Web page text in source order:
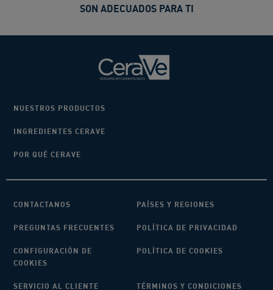
SON ADECUADOS PARA TI
NUESTROS PRODUCTOS
INGREDIENTES CERAVE
POR QUÉ CERAVE
CONTACTANOS PAÍSES Y REGIONES
PREGUNTAS FRECUENTES POLÍTICA DE PRIVACIDAD
CONFIGURACIÓN DE
COOKIES
POLÍTICA DE COOKIES
SERVICIO AL CLIENTE TÉRMINOS Y CONDICIONES